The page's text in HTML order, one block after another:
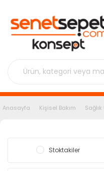
Anasayfa Kişisel Bakım
Stoktakiler